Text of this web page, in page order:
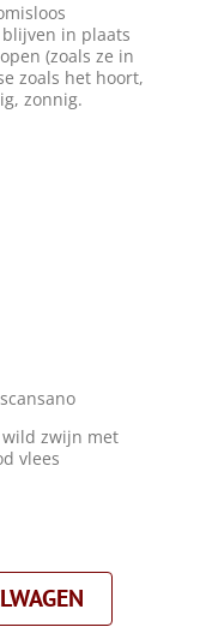
in plaats
(zoals ze in
zoals het hoort,
zonnig.
zwijn met
vlees